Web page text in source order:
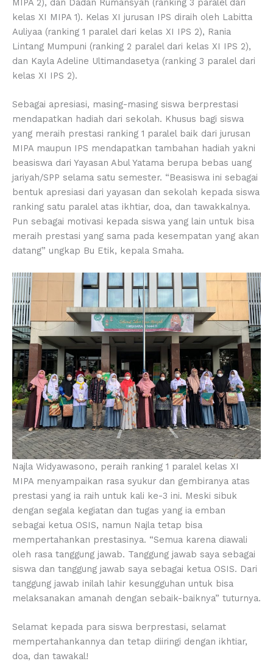
MIPA 2), dan Dadan Rumansyah (ranking 3 paralel dari
kelas XI MIPA 1). Kelas XI jurusan IPS diraih oleh Labitta
Auliyaa (ranking 1 paralel dari kelas XI IPS 2), Rania
Lintang Mumpuni (ranking 2 paralel dari kelas XI IPS 2),
dan Kayla Adeline Ultimandasetya (ranking 3 paralel dari
kelas XI IPS 2).
Sebagai apresiasi, masing-masing siswa berprestasi
mendapatkan hadiah dari sekolah. Khusus bagi siswa
yang meraih prestasi ranking 1 paralel baik dari jurusan
MIPA maupun IPS mendapatkan tambahan hadiah yakni
beasiswa dari Yayasan Abul Yatama berupa bebas uang
jariyah/SPP selama satu semester. “Beasiswa ini sebagai
bentuk apresiasi dari yayasan dan sekolah kepada siswa
ranking satu paralel atas ikhtiar, doa, dan tawakkalnya.
Pun sebagai motivasi kepada siswa yang lain untuk bisa
meraih prestasi yang sama pada kesempatan yang akan
datang” ungkap Bu Etik, kepala Smaha.
Najla Widyawasono, peraih ranking 1 paralel kelas XI
MIPA menyampaikan rasa syukur dan gembiranya atas
prestasi yang ia raih untuk kali ke-3 ini. Meski sibuk
dengan segala kegiatan dan tugas yang ia emban
sebagai ketua OSIS, namun Najla tetap bisa
mempertahankan prestasinya. “Semua karena diawali
oleh rasa tanggung jawab. Tanggung jawab saya sebagai
siswa dan tanggung jawab saya sebagai ketua OSIS. Dari
tanggung jawab inilah lahir kesungguhan untuk bisa
melaksanakan amanah dengan sebaik-baiknya” tuturnya.
Selamat kepada para siswa berprestasi, selamat
mempertahankannya dan tetap diiringi dengan ikhtiar,
doa, dan tawakal!